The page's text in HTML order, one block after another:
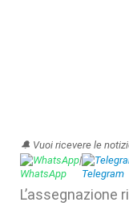
🔔 Vuoi ricevere le
WhatsApp|
L’assegnazione